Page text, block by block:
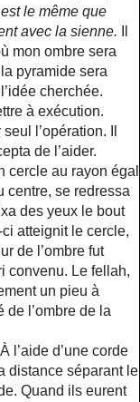
le même que
avec la sienne.
mon ombre sera
pyramide sera
cherchée.
à exécution.
l’opération. Il
de l’aider.
cercle au rayon égal
centre, se redressa
des yeux le bout
atteignit le cercle,
de l’ombre fut
convenu. Le fellah,
un pieu à
de l’ombre de la
l’aide d’une corde
distance séparant le
Quand ils eurent